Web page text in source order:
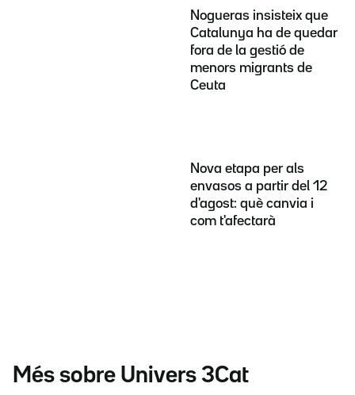
Nogueras insisteix que
Catalunya ha de quedar
fora de la gestió de
menors migrants de
Ceuta
Nova etapa per als
envasos a partir del 12
d'agost: què canvia i
com t'afectarà
Més sobre Univers 3Cat